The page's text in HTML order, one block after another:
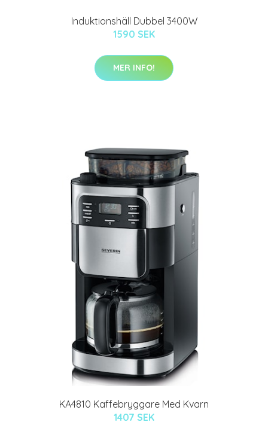
Induktionshäll Dubbel 3400W
1590 SEK
MER INFO!
KA4810 Kaffebryggare Med Kvarn
1407 SEK